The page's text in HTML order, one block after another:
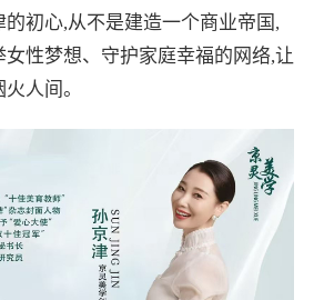
初心,从不是建造一个商业帝国,
性梦想、守护家庭幸福的网络,让
人间。